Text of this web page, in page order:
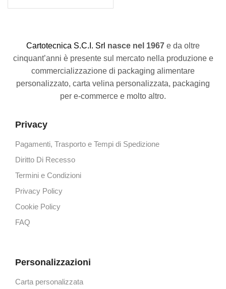
Cartotecnica S.C.I. Srl nasce nel 1967 e da oltre
cinquant’anni è presente sul mercato nella produzione e
commercializzazione di packaging alimentare
personalizzato, carta velina personalizzata, packaging
per e-commerce e molto altro.
Privacy
Pagamenti, Trasporto e Tempi di Spedizione
Diritto Di Recesso
Termini e Condizioni
Privacy Policy
Cookie Policy
FAQ
Personalizzazioni
Carta personalizzata